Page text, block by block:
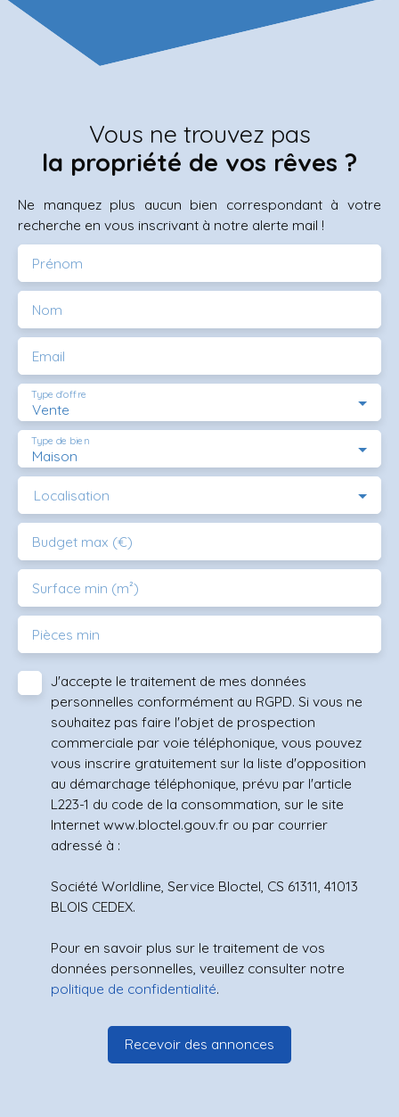
Vous ne trouvez pas
la propriété de vos rêves ?
Ne manquez plus aucun bien correspondant à votre
recherche en vous inscrivant à notre alerte mail !
Prénom
Nom
Email
Vente
Type d'offre
Maison
Type de bien
Localisation
Budget max (€)
Surface min (m²)
Pièces min
J'accepte le traitement de mes données
personnelles conformément au RGPD. Si vous ne
souhaitez pas faire l'objet de prospection
commerciale par voie téléphonique, vous pouvez
vous inscrire gratuitement sur la liste d'opposition
au démarchage téléphonique, prévu par l'article
L223-1 du code de la consommation, sur le site
Internet www.bloctel.gouv.fr ou par courrier
adressé à :
Société Worldline, Service Bloctel, CS 61311, 41013
BLOIS CEDEX.
Pour en savoir plus sur le traitement de vos
données personnelles, veuillez consulter notre
politique de confidentialité.
Recevoir des annonces